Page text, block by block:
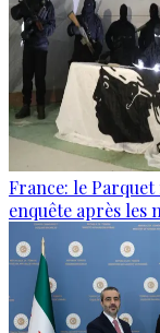
France: le
enquête après les